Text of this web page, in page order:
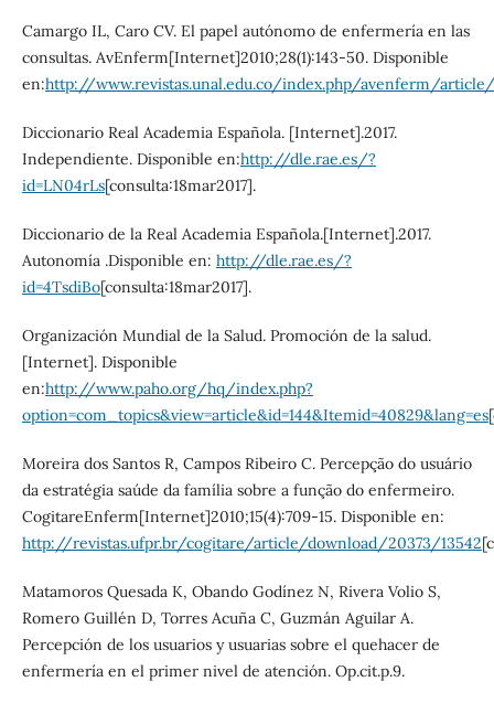
Camargo IL, Caro CV. El papel autónomo de enfermería en las
consultas. AvEnferm[Internet]2010;28(1):143-50. Disponible
en:http://www.revistas.unal.edu.co/index.php/avenferm/
Diccionario Real Academia Española. [Internet].2017.
Independiente. Disponible en:http://dle.rae.es/?
id=LN04rLs[consulta:18mar2017].
Diccionario de la Real Academia Española.[Internet].2017.
Autonomía .Disponible en: http://dle.rae.es/?
id=4TsdiBo[consulta:18mar2017].
Organización Mundial de la Salud. Promoción de la salud.
[Internet]. Disponible
en:http://www.paho.org/hq/index.php?
option=com_topics&view=article&id=144&Itemid=40829&lang=es
Moreira dos Santos R, Campos Ribeiro C. Percepção do usuário
da estratégia saúde da família sobre a função do enfermeiro.
CogitareEnferm[Internet]2010;15(4):709-15. Disponible en:
http://revistas.ufpr.br/cogitare/article/download/20373/13542
Matamoros Quesada K, Obando Godínez N, Rivera Volio S,
Romero Guillén D, Torres Acuña C, Guzmán Aguilar A.
Percepción de los usuarios y usuarias sobre el quehacer de
enfermería en el primer nivel de atención. Op.cit.p.9.